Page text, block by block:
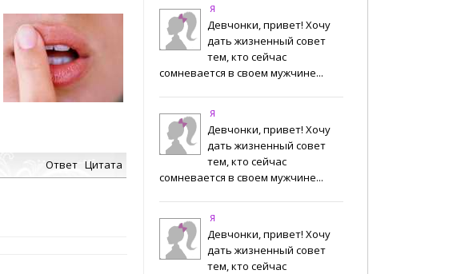
Ответ Цитата
Я
Девчонки, привет! Хочу
дать жизненный совет
тем, кто сейчас
сомневается в своем мужчине...
Я
Девчонки, привет! Хочу
дать жизненный совет
тем, кто сейчас
сомневается в своем мужчине...
Я
Девчонки, привет! Хочу
дать жизненный совет
тем, кто сейчас